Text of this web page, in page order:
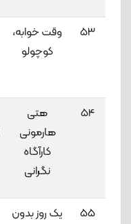
53
وقت خوابه،
کوچولو
54
هتی
هارمونی
کارآگاه
نگرانی
55
یک روز بدون